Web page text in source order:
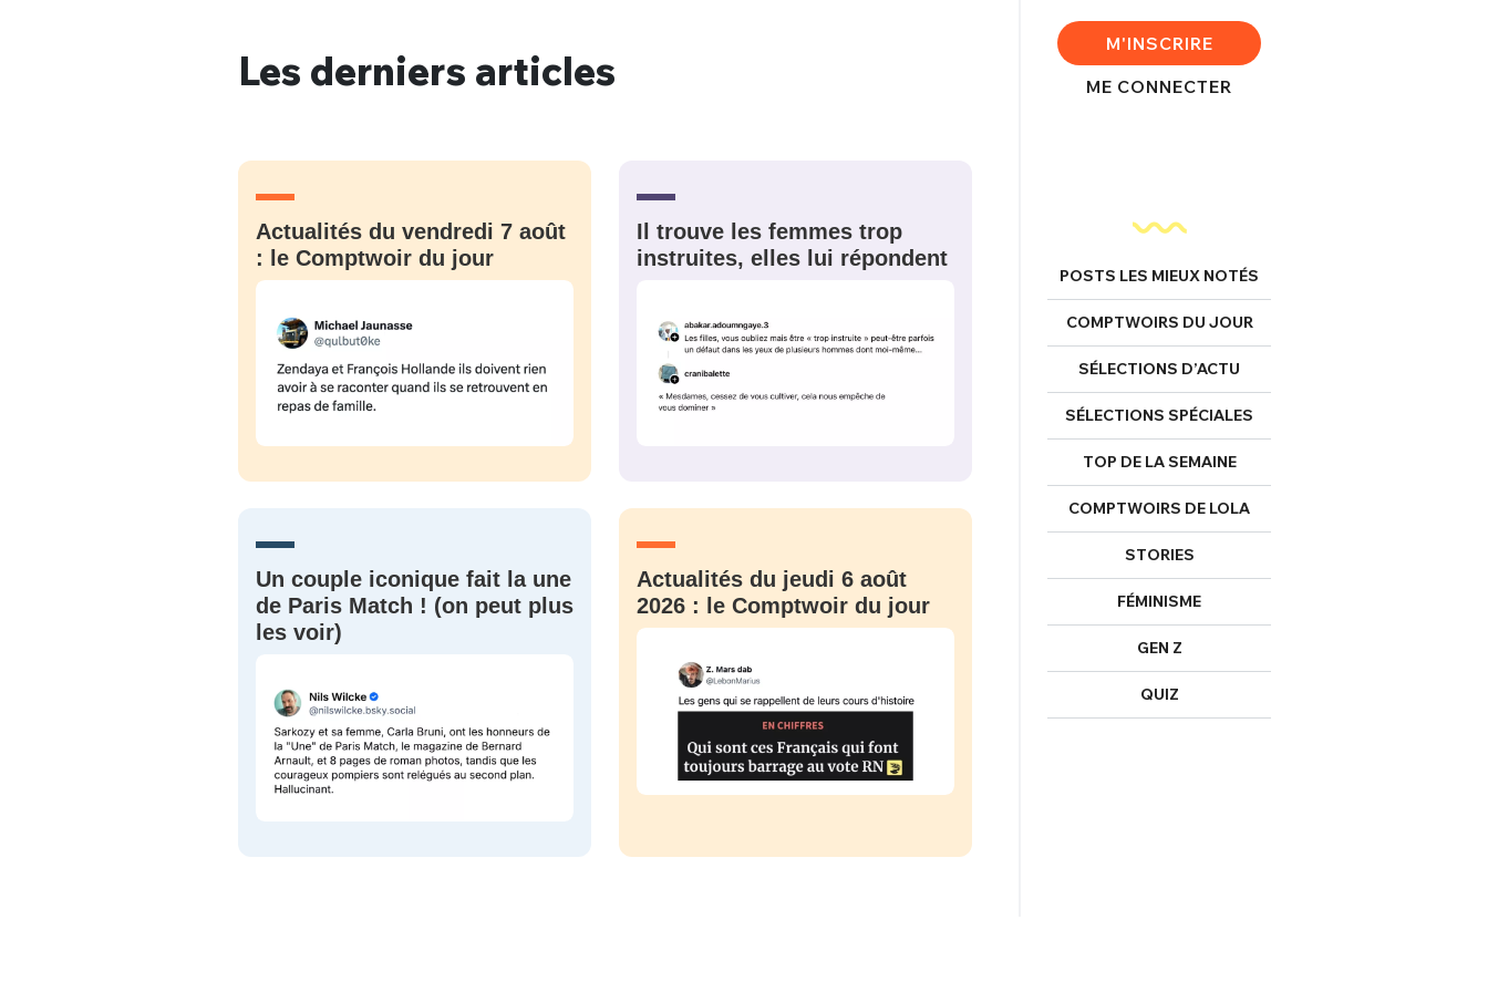
Les derniers articles
Actualités du vendredi 7 août
: le Comptwoir du jour
Il trouve les femmes trop
instruites, elles lui répondent
Un couple iconique fait la une
de Paris Match ! (on peut plus
les voir)
Actualités du jeudi 6 août
2026 : le Comptwoir du jour
M'INSCRIRE
ME CONNECTER
POSTS LES MIEUX NOTÉS
COMPTWOIRS DU JOUR
SÉLECTIONS D’ACTU
SÉLECTIONS SPÉCIALES
TOP DE LA SEMAINE
COMPTWOIRS DE LOLA
STORIES
FÉMINISME
GEN Z
QUIZ
PSEUDO*
EMAIL*
PASSWORD*
PSEUDO
Mot de passe perdu ?
CONNEXION
FERMER
VOTRE PARTICIPATION
Que souhaitez-vous proposer ?
Quelques
tweets
Ma propre
sélection
Un Thread
C'EST PARTI